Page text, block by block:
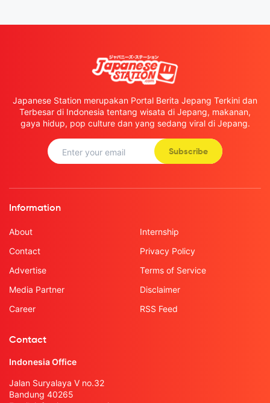
Japanese Station merupakan Portal Berita Jepang Terkini dan
Terbesar di Indonesia tentang wisata di Jepang, makanan,
gaya hidup, pop culture dan yang sedang viral di Jepang.
Subscribe
Information
About
Contact
Advertise
Media Partner
Career
Internship
Privacy Policy
Terms of Service
Disclaimer
RSS Feed
Contact
Indonesia Office
Jalan Suryalaya V no.32
Bandung 40265